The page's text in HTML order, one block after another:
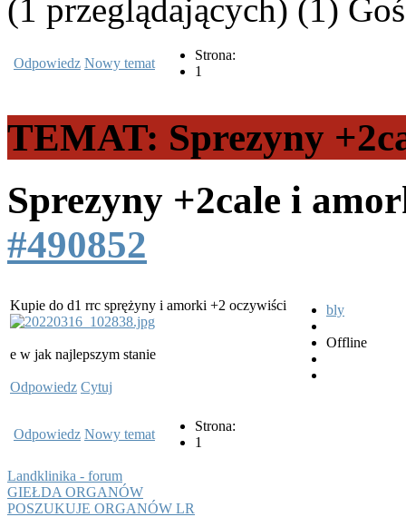
(1 przeglądających) (1)
Odpowiedz Nowy temat
Strona:
1
TEMAT: Sprezyny
Sprezyny +2cale i
#490852
Kupie do d1 rrc sprężyny i amorki +2 oczywiści
e w jak najlepszym stanie
bly
Offline
Odpowiedz Cytuj
Odpowiedz Nowy temat
Strona:
1
Landklinika - forum
GIEŁDA ORGANÓW
POSZUKUJE ORGANÓW LR